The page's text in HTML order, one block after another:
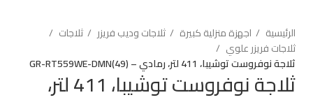
الرئيسية
اجهزة منزلية كبيرة ثلاجات وديب فريزر
ثلاجات
ثلاجات فريزر علوي
ثلاجة نوفروست توشيبا، 411 لتر، رمادي – GR-RT559WE-DMN(49)
ثلاجة نوفروست توشيبا، 411 لتر،